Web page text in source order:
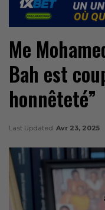
Me
Bah est
honnêteté”
Last Updated Avr 23, 2025